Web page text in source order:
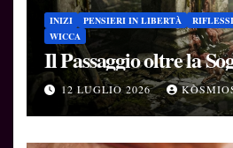
INIZI PENSIERI IN LIBERTÀ
WICCA
Il Passaggio oltre la
12 LUGLIO 2026